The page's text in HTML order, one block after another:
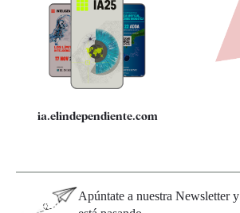
Quiénes somos
Especificaciones
ia.elindependiente.com
Apúntate a nuestra Newsletter